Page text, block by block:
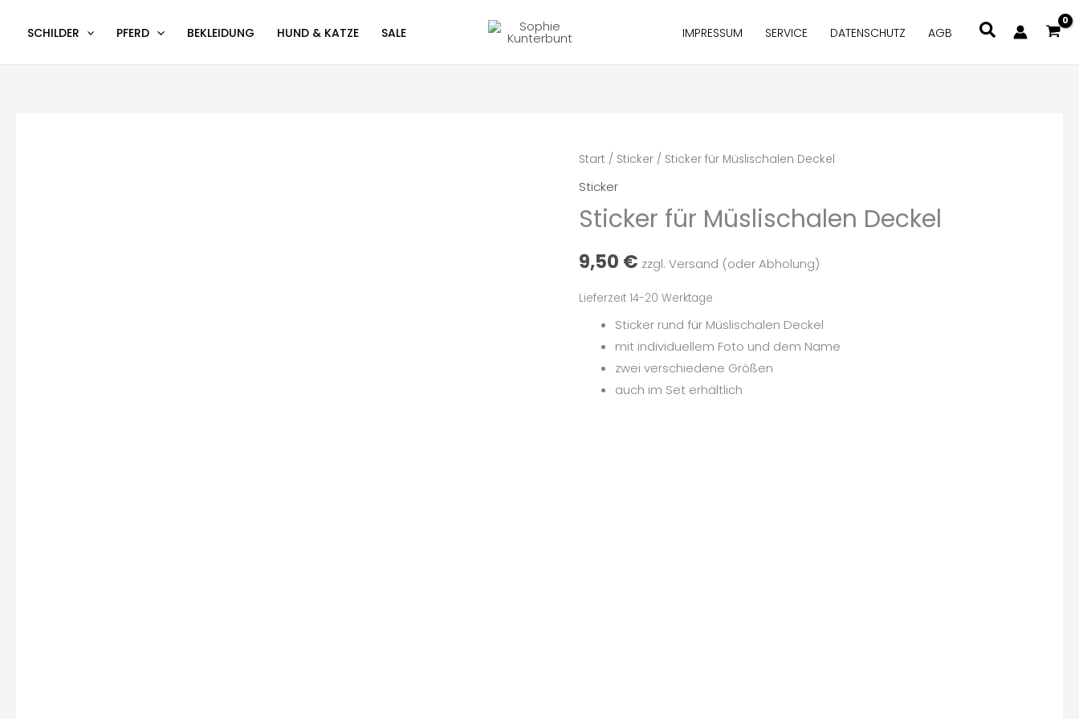
InhaltSCHILDER PFERD BEKLEIDUNG HUND & KATZE SALE IMPRESSUM SERVICE DATENSCHUTZ AGB Suchen
Start / Sticker/ Sticker für Müslischalen Deckel
Sticker
Sticker für Müslischalen Deckel
9,50 € zzgl. Versand (oder Abholung)
Lieferzeit 14-20 Werktage
Sticker rund für Müslischalen Deckel
mit individuellem Foto und dem Name
zwei verschiedene Größen
auch im Set erhältlich
Sticker
für
Deckel